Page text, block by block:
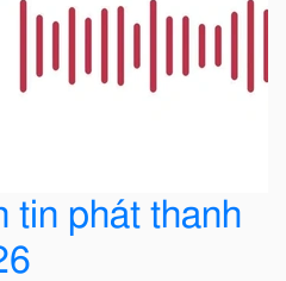
tin phát thanh